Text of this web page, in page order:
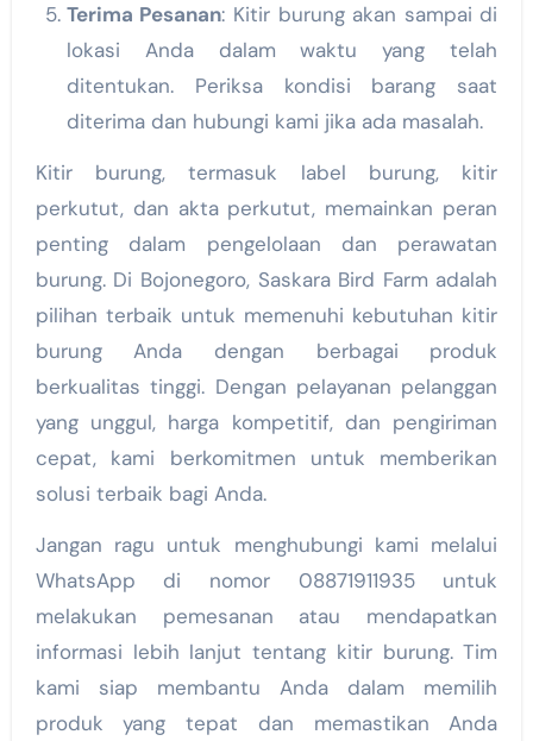
Terima Pesanan: Kitir burung akan sampai di
lokasi Anda dalam waktu yang telah
ditentukan. Periksa kondisi barang saat
diterima dan hubungi kami jika ada masalah.
Kitir burung, termasuk label burung, kitir
perkutut, dan akta perkutut, memainkan peran
penting dalam pengelolaan dan perawatan
burung. Di Bojonegoro, Saskara Bird Farm adalah
pilihan terbaik untuk memenuhi kebutuhan kitir
burung Anda dengan berbagai produk
berkualitas tinggi. Dengan pelayanan pelanggan
yang unggul, harga kompetitif, dan pengiriman
cepat, kami berkomitmen untuk memberikan
solusi terbaik bagi Anda.
Jangan ragu untuk menghubungi kami melalui
WhatsApp di nomor 08871911935 untuk
melakukan pemesanan atau mendapatkan
informasi lebih lanjut tentang kitir burung. Tim
kami siap membantu Anda dalam memilih
produk yang tepat dan memastikan Anda